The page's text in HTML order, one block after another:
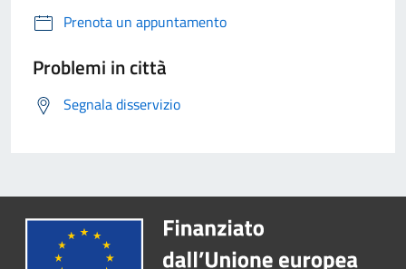
Prenota un appuntamento
Problemi in città
Segnala disservizio